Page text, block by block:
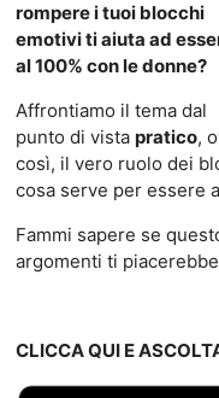
rompere i tuoi blocchi
emotivi ti aiuta ad
al 100% con le donne?
Affrontiamo il tema dal
punto di vista pratico,
così, il vero ruolo dei
cosa serve per essere
Fammi sapere se
argomenti ti
CLICCA QUI E